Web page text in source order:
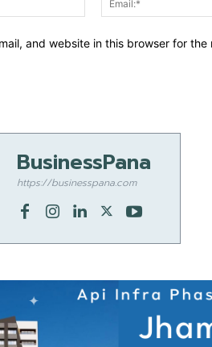
and website in this browser for
BusinessPana
https://businesspana.com